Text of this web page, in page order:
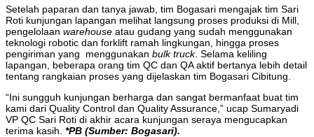
Setelah paparan dan tanya jawab, tim Bogasari mengajak tim Sari
Roti kunjungan lapangan melihat langsung proses produksi di Mill,
pengelolaan warehouse atau gudang yang sudah menggunakan
teknologi robotic dan forklift ramah lingkungan, hingga proses
pengiriman yang menggunakan bulk truck. Selama keliling
lapangan, beberapa orang tim QC dan QA aktif bertanya lebih detail
tentang rangkaian proses yang dijelaskan tim Bogasari Cibitung.
“Ini sungguh kunjungan berharga dan sangat bermanfaat buat tim
kami dari Quality Control dan Quality Assurance,” ucap Sumaryadi
VP QC Sari Roti di akhir acara kunjungan seraya mengucapkan
terima kasih. *PB (Sumber: Bogasari).